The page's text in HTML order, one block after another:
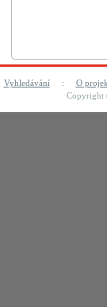
Vyhledávání: O
Copyright